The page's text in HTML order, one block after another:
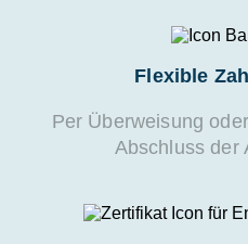
Flexible
Per Überweisung
Abschluss der